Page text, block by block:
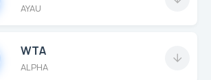
AYAU
WTA
ALPHA